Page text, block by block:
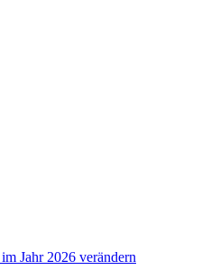
Jahr 2026 verändern